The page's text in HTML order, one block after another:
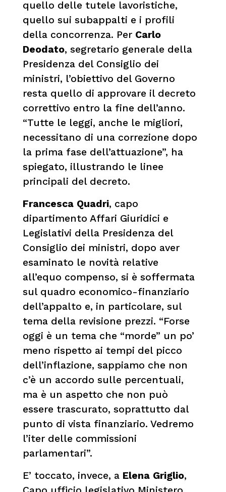
quello delle tutele lavoristiche,
quello sui subappalti e i profili
della concorrenza. Per Carlo
Deodato, segretario generale della
Presidenza del Consiglio dei
ministri, l’obiettivo del Governo
resta quello di approvare il decreto
correttivo entro la fine dell’anno.
“Tutte le leggi, anche le migliori,
necessitano di una correzione dopo
la prima fase dell’attuazione”, ha
spiegato, illustrando le linee
principali del decreto.
Francesca Quadri, capo
dipartimento Affari Giuridici e
Legislativi della Presidenza del
Consiglio dei ministri, dopo aver
esaminato le novità relative
all’equo compenso, si è soffermata
sul quadro economico-finanziario
dell’appalto e, in particolare, sul
tema della revisione prezzi. “Forse
oggi è un tema che “morde” un po’
meno rispetto ai tempi del picco
dell’inflazione, sappiamo che non
c’è un accordo sulle percentuali,
ma è un aspetto che non può
essere trascurato, soprattutto dal
punto di vista finanziario. Vedremo
l’iter delle commissioni
parlamentari”.
E’ toccato, invece, a Elena Griglio,